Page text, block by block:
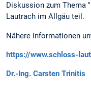
Diskussion zum Thema
Lautrach im Allgäu teil.
Nähere Informationen
https://www.schloss-
Dr.-Ing. Carsten Trinitis